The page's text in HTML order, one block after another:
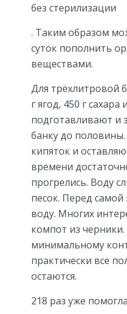
без стерилизации
. Таким образом
суток пополнить
веществами.
Для трёхлитровой
г ягод, 450 г
подготавливают и
банку до
кипяток и
времени
прогрелись. Воду
песок. Перед
воду. Многих
компот из
минимальному
практически все
остаются.
218 раз уже помогла